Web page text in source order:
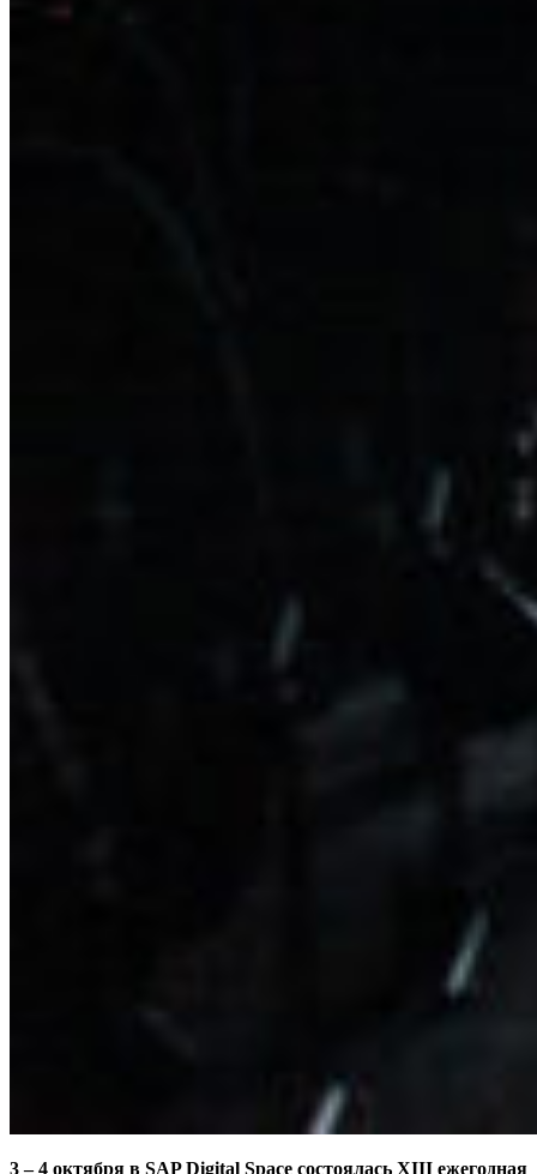
3 – 4 октября в SAP Digital Space состоялась XIII ежегодная